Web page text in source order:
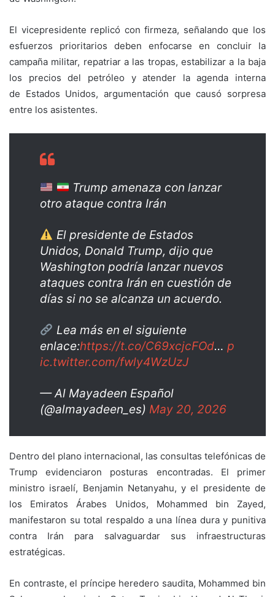
El vicepresidente replicó con firmeza, señalando que los
esfuerzos prioritarios deben enfocarse en concluir la
campaña militar, repatriar a las tropas, estabilizar a la baja
los precios del petróleo y atender la agenda interna
de Estados Unidos, argumentación que causó sorpresa
entre los asistentes.
Trump amenaza con lanzar
otro ataque contra Irán
El presidente de Estados
Unidos, Donald Trump, dijo que
Washington podría lanzar nuevos
ataques contra Irán en cuestión de
días si no se alcanza un acuerdo.
Lea más en el siguiente
enlace:https://t.co/C69xcjcFOd… p
ic.twitter.com/fwly4WzUzJ
— Al Mayadeen Español
(@almayadeen_es) May 20, 2026
Dentro del plano internacional, las consultas telefónicas de
Trump evidenciaron posturas encontradas. El primer
ministro israelí, Benjamin Netanyahu, y el presidente de
los Emiratos Árabes Unidos, Mohammed bin Zayed,
manifestaron su total respaldo a una línea dura y punitiva
contra Irán para salvaguardar sus infraestructuras
estratégicas.
En contraste, el príncipe heredero saudita, Mohammed bin